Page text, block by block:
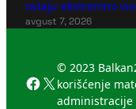
ostaju ekstremno
avgust 7, 2026
Facebook
X
© 2023
korišćenje
administracije